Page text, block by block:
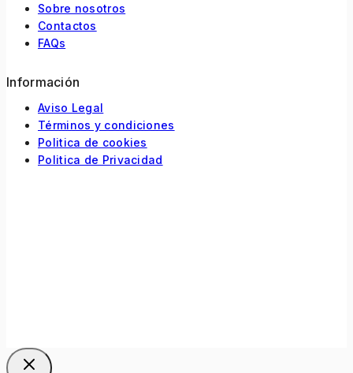
Sobre nosotros
Contactos
FAQs
Información
Aviso Legal
Términos y condiciones
Politica de cookies
Politica de Privacidad